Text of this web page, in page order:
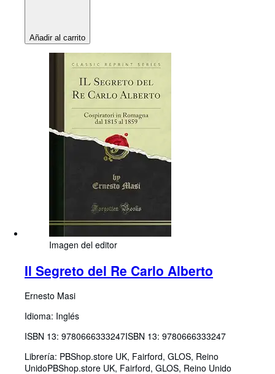
Añadir al carrito
Imagen del editor
Il Segreto del Re Carlo Alberto
Ernesto Masi
Idioma: Inglés
ISBN 13: 9780666333247ISBN 13: 9780666333247
Librería: PBShop.store UK, Fairford, GLOS, Reino
UnidoPBShop.store UK, Fairford, GLOS, Reino Unido